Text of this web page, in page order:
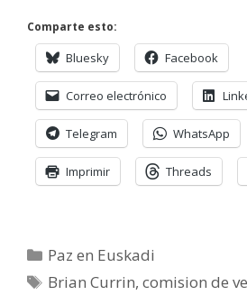
Comparte esto:
Bluesky Facebook
Correo electrónico
Telegram WhatsApp
Imprimir Threads
Categorías
Paz en Euskadi
Etiquetas
Brian Currin,comision de